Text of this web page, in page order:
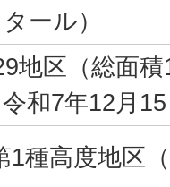
ール）
地区（総面
令和7年12月
1種高度地区